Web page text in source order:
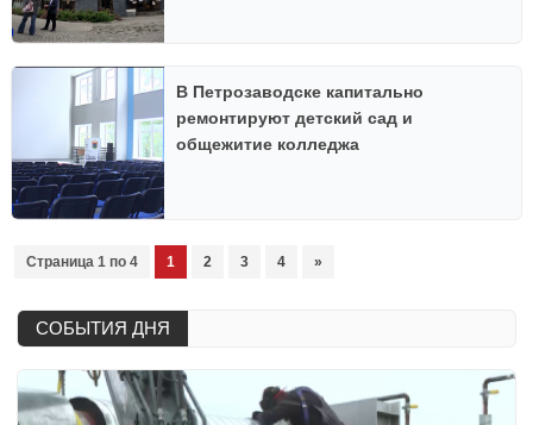
В Петрозаводске капитально
ремонтируют детский сад и
общежитие колледжа
Страница 1 по 4 1 2 3 4 »
СОБЫТИЯ ДНЯ